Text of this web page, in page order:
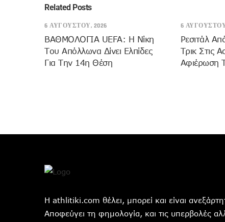
Related Posts
6 ΑΥΓΟΎΣΤΟΥ, 2026
ΒΑΘΜΟΛΟΓΙΑ UEFA: Η Νίκη
Του Απόλλωνα Δίνει Ελπίδες
Για Την 14η Θέση
6
Ρεσιτάλ
Τρικ Στις
Αφιέρωση
Η athlitiki.com θέλει, μπορεί και είναι
Αποφεύγει τη φημολογία, και τις υπερβολές